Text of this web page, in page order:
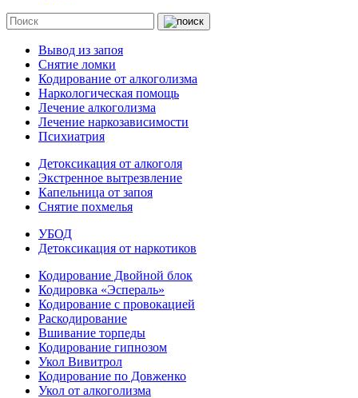
Вывод из запоя
Снятие ломки
Кодирование от алкоголизма
Наркологическая помощь
Лечение алкоголизма
Лечение наркозависимости
Психиатрия
Детоксикация от алкоголя
Экстренное вытрезвление
Капельница от запоя
Снятие похмелья
УБОД
Детоксикация от наркотиков
Кодирование Двойной блок
Кодировка «Эспераль»
Кодирование с провокацией
Раскодирование
Вшивание торпеды
Кодирование гипнозом
Укол Вивитрол
Кодирование по Довженко
Укол от алкоголизма